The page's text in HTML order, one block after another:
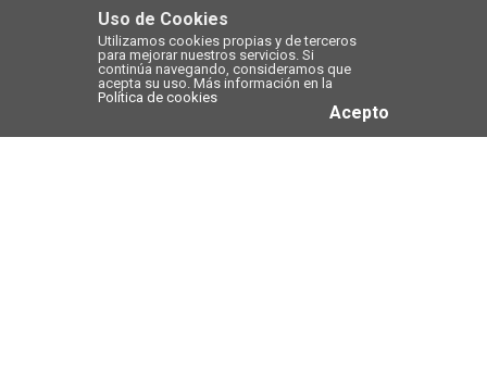
Uso de Cookies
Utilizamos cookies propias y de terceros
para mejorar nuestros servicios. Si
continúa navegando, consideramos que
acepta su uso. Más información en la
Política de cookies
Acepto